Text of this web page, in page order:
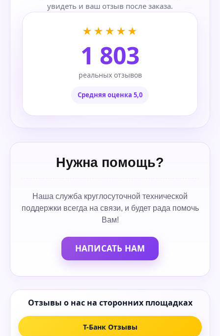
увидеть и ваш отзыв после заказа.
★★★★★
1 803
реальных отзывов
Средняя оценка 5,0
Нужна помощь?
Наша служба круглосуточной технической
поддержки всегда на связи, и будет рада помочь
Вам!
НАПИСАТЬ НАМ
Отзывы о нас на сторонних площадках
Т-Банк Отзывы